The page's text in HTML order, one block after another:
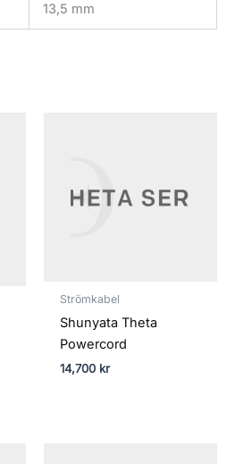
13,5 mm
Strömkabel
Shunyata Theta
Powercord
14,700 kr